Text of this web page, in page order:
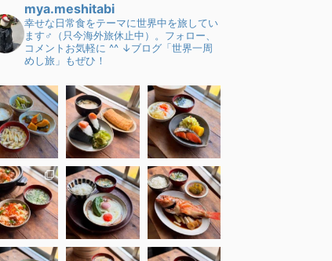
mya.meshitabi
幸せな日常食をテーマに世界中を旅してい
ます♂（只今海外旅休止中）。フォロー、
コメントお気軽に ^^ ↓ブログ「世界一周
めし旅」もぜひ！